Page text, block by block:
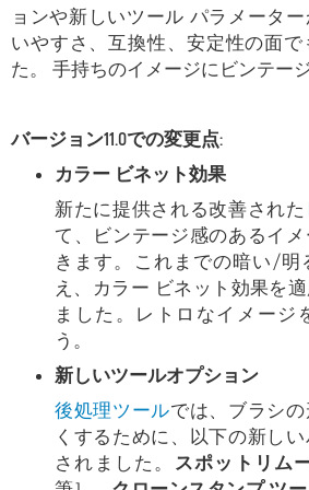
ョンや新しいツール パラメータ
いやすさ、互換性、安定性の面
た。 手持ちのイメージにビンテージ
バージョン11.0での変更点:
カラー ビネット効果
新たに提供される改善された
て、ビンテージ感のあるイ
きます。これまでの暗い/明
え、カラー ビネット効果を
ました。レトロなイメージ
う。
新しいツールオプション
後処理ツールでは、ブラシ
くするために、以下の新し
されました。 スポットリム